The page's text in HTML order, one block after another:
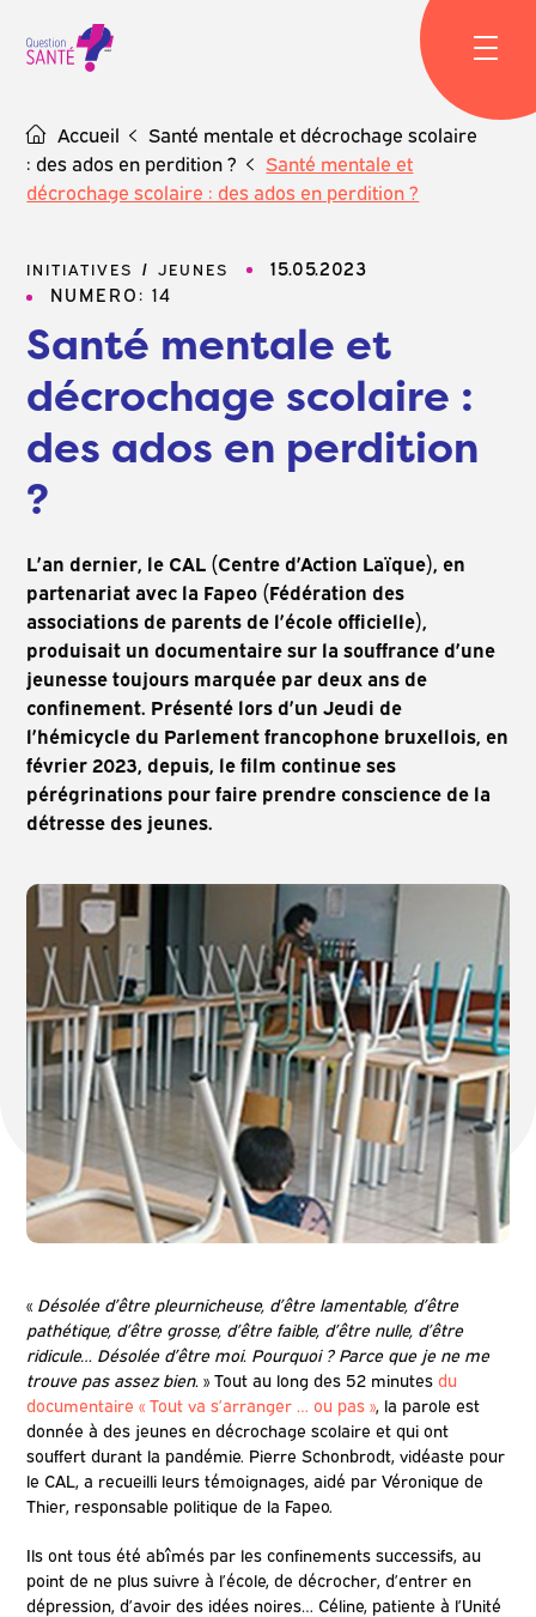
content
Accueil
Santé mentale et décrochage scolaire
: des ados en perdition ?
Santé mentale et
décrochage scolaire : des ados en perdition ?
INITIATIVES JEUNES
15.05.2023
NUMERO: 14
Santé mentale et
décrochage scolaire :
des ados en perdition
?
L’an dernier, le CAL (Centre d’Action Laïque), en
partenariat avec la Fapeo (Fédération des
associations de parents de l’école officielle),
produisait un documentaire sur la souffrance d’une
jeunesse toujours marquée par deux ans de
confinement. Présenté lors d’un Jeudi de
l’hémicycle du Parlement francophone bruxellois, en
février 2023, depuis, le film continue ses
pérégrinations pour faire prendre conscience de la
détresse des jeunes.
« Désolée d’être pleurnicheuse, d’être lamentable, d’être
pathétique, d’être grosse, d’être faible, d’être nulle, d’être
ridicule… Désolée d’être moi. Pourquoi ? Parce que je ne me
trouve pas assez bien.» Tout au long des 52 minutesdu
documentaire « Tout va s’arranger … ou pas », la parole est
donnée à des jeunes en décrochage scolaire et qui ont
souffert durant la pandémie. Pierre Schonbrodt, vidéaste pour
le CAL, a recueilli leurs témoignages, aidé par Véronique de
Thier, responsable politique de la Fapeo.
Ils ont tous été abîmés par les confinements successifs, au
point de ne plus suivre à l’école, de décrocher, d’entrer en
dépression, d’avoir des idées noires… Céline, patiente à l’Unité